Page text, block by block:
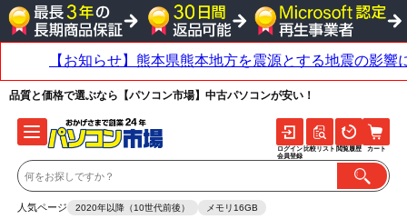
品質と価格で選ぶなら【パソコン市場】中古パソコンが安い！
人気ページ 2020年以降（10世代前後） メモリ16GB
ログイン
会員登録
比較リスト 閲覧履歴 カート